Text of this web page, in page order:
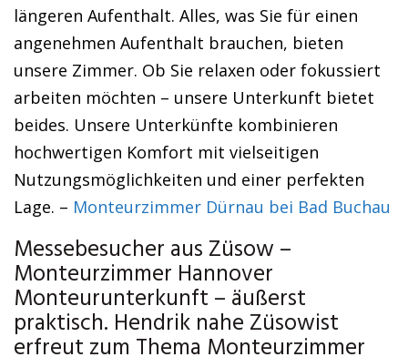
längeren Aufenthalt. Alles, was Sie für einen
angenehmen Aufenthalt brauchen, bieten
unsere Zimmer. Ob Sie relaxen oder fokussiert
arbeiten möchten – unsere Unterkunft bietet
beides. Unsere Unterkünfte kombinieren
hochwertigen Komfort mit vielseitigen
Nutzungsmöglichkeiten und einer perfekten
Lage. – Monteurzimmer Dürnau bei Bad Buchau
Messebesucher aus Züsow –
Monteurzimmer Hannover
Monteurunterkunft – äußerst
praktisch. Hendrik nahe Züsowist
erfreut zum Thema Monteurzimmer